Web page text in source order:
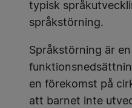
typisk
språkstörning.
Språkstörning är
en förekomst på
att barnet inte